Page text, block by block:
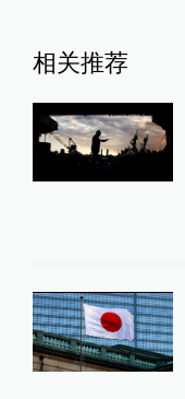
相关推荐